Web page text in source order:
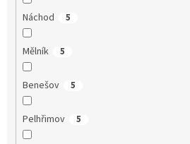
Náchod 5
Mělník 5
Benešov 5
Pelhřimov 5